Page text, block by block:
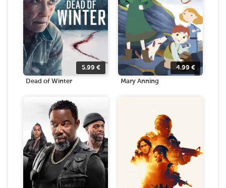
5.99 €
Dead of Winter
4.99 €
Mary Anning